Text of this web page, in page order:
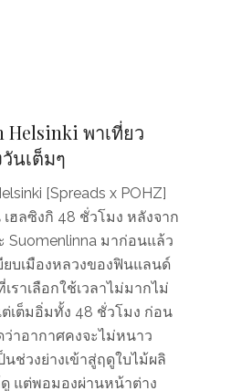
Helsinki พาเที่ยว
นเต็มๆ
[Spreads x POHZ]
ฮลซิงกิ 48 ชั่วโมง หลังจาก
Suomenlinna มาก่อนแล้ว
ยบเมืองหลวงของฟินแลนด์
เราเลือกใช้เวลาไม่มากไม่
เต็มอิ่มทั้ง 48 ชั่วโมง ก่อน
ว่าอากาศคงจะไม่หนาว
นช่วงย่างเข้าสู่ฤดูใบไม้ผลิ
แต่พอมองผ่านหน้าต่าง